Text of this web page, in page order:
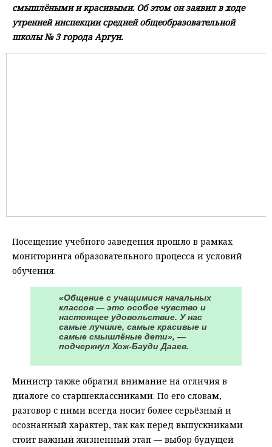
смышлёными и красивыми. Об этом он заявил в ходе
утренней инспекции средней общеобразовательной
школы № 3 города Аргун.
Посещение учебного заведения прошло в рамках
мониторинга образовательного процесса и условий
обучения.
«Общение с учащимися начальных
классов — это особое чувство и
настоящее удовольствие. У нас
самые лучшие, самые красивые и
самые смышлёные дети», —
подчеркнул Хож-Бауди Дааев.
Министр также обратил внимание на отличия в
диалоге со старшеклассниками. По его словам,
разговор с ними всегда носит более серьёзный и
осознанный характер, так как перед выпускниками
стоит важный жизненный этап — выбор будущей